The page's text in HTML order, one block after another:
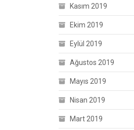
Kasım 2019
Ekim 2019
Eylül 2019
Ağustos 2019
Mayıs 2019
Nisan 2019
Mart 2019